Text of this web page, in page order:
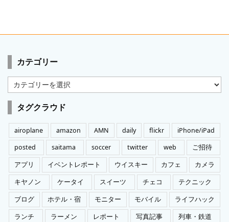
カテゴリー
カ
テ
ゴ
リ
ー
タグクラウド
airoplane amazon AMN daily flickr
iPhone/iPad
posted
saitama soccer twitter web
ご招待
アプリ
イベントレポート ウイスキー カフェ
カメラ
キヤノン
ケータイ スイーツ チェコ
テクニック
ブログ
ホテル・宿 モニター モバイル
ライフハック
ランチ
ラーメン レポート 写真記事
列車・鉄道